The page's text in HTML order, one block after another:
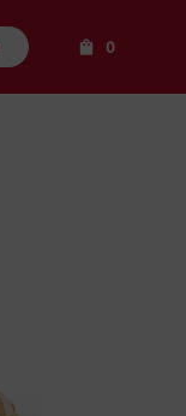
0Produits